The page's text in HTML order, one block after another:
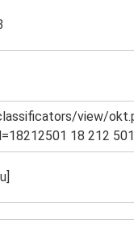
view/
18 212